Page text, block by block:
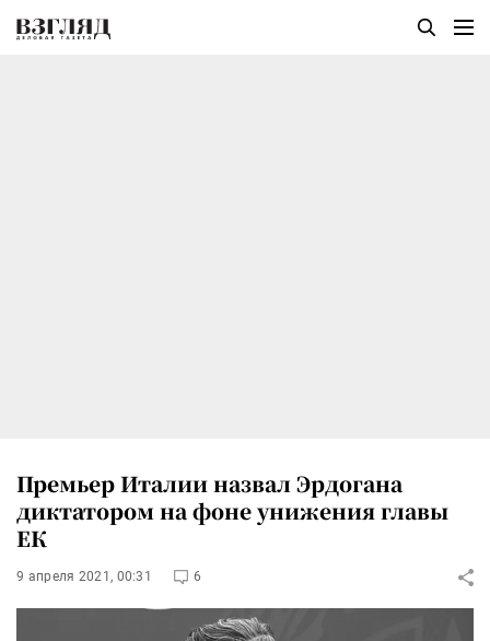
Премьер Италии назвал Эрдогана
диктатором на фоне унижения главы
ЕК
9 апреля 2021, 00:31 6